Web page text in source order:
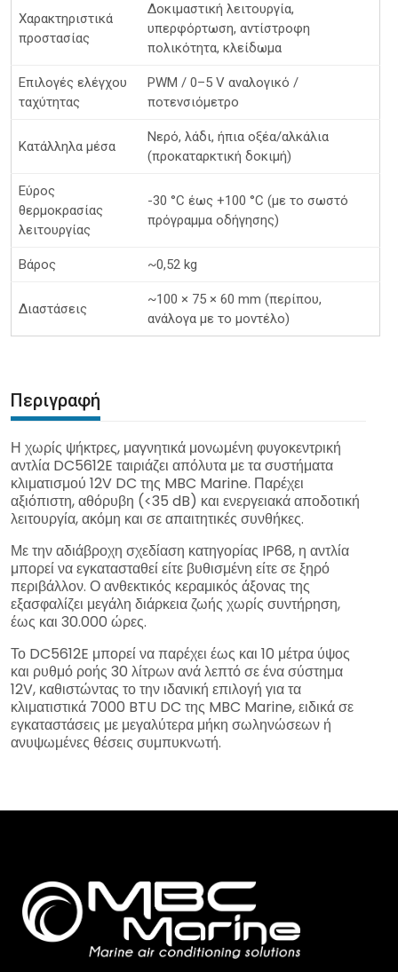
Χαρακτηριστικά
προστασίας
Δοκιμαστική λειτουργία,
υπερφόρτωση, αντίστροφη
πολικότητα, κλείδωμα
Επιλογές ελέγχου
ταχύτητας
PWM / 0–5 V αναλογικό /
ποτενσιόμετρο
Κατάλληλα μέσα
Νερό, λάδι, ήπια οξέα/αλκάλια
(προκαταρκτική δοκιμή)
Εύρος
θερμοκρασίας
λειτουργίας
-30 °C έως +100 °C (με το σωστό
πρόγραμμα οδήγησης)
Βάρος ~0,52 kg
Διαστάσεις
~100 × 75 × 60 mm (περίπου,
ανάλογα με το μοντέλο)
Περιγραφή
Η χωρίς ψήκτρες, μαγνητικά μονωμένη φυγοκεντρική
αντλία DC5612E ταιριάζει απόλυτα με τα συστήματα
κλιματισμού 12V DC της MBC Marine. Παρέχει
αξιόπιστη, αθόρυβη (<35 dB) και ενεργειακά αποδοτική
λειτουργία, ακόμη και σε απαιτητικές συνθήκες.
Με την αδιάβροχη σχεδίαση κατηγορίας IP68, η αντλία
μπορεί να εγκατασταθεί είτε βυθισμένη είτε σε ξηρό
περιβάλλον. Ο ανθεκτικός κεραμικός άξονας της
εξασφαλίζει μεγάλη διάρκεια ζωής χωρίς συντήρηση,
έως και 30.000 ώρες.
Το DC5612E μπορεί να παρέχει έως και 10 μέτρα ύψος
και ρυθμό ροής 30 λίτρων ανά λεπτό σε ένα σύστημα
12V, καθιστώντας το την ιδανική επιλογή για τα
κλιματιστικά 7000 BTU DC της MBC Marine, ειδικά σε
εγκαταστάσεις με μεγαλύτερα μήκη σωληνώσεων ή
ανυψωμένες θέσεις συμπυκνωτή.